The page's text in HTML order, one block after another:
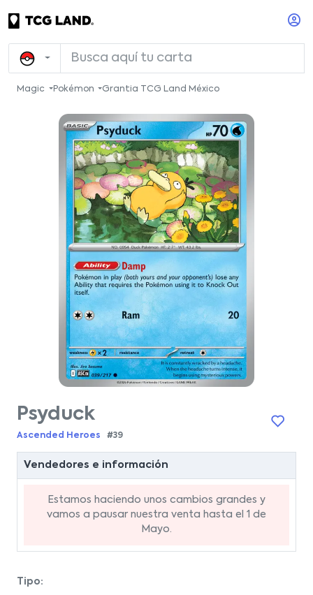
Magic Pokémon Grantia TCG Land México
Psyduck
Ascended Heroes #39
Vendedores e información
Estamos haciendo unos cambios grandes y
vamos a pausar nuestra venta hasta el 1 de
Mayo.
Tipo: